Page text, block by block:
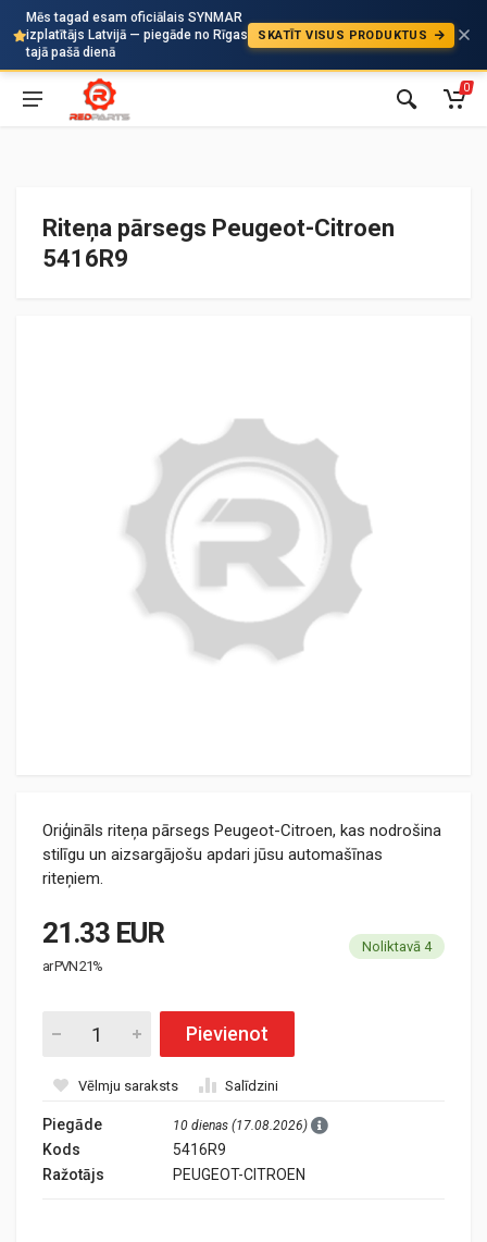
Mēs tagad esam oficiālais SYNMAR
izplatītājs Latvijā — piegāde no Rīgas
tajā pašā dienā
SKATĪT VISUS PRODUKTUS
Auto
0
Riteņa pārsegs Peugeot-Citroen
5416R9
Oriģināls riteņa pārsegs Peugeot-Citroen, kas nodrošina
stilīgu un aizsargājošu apdari jūsu automašīnas
riteņiem.
21.33 EUR
ar PVN 21%
Noliktavā 4
Pievienot
Vēlmju saraksts Salīdzini
Piegāde 10 dienas (17.08.2026)
Kods
5416R9
Ražotājs
PEUGEOT-CITROEN